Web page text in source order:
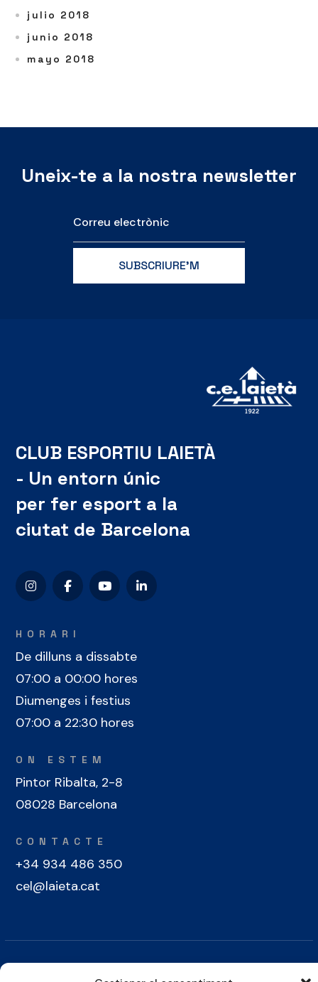
julio 2018
junio 2018
mayo 2018
Uneix-te a la nostra newsletter
CLUB ESPORTIU LAIETÀ
- Un entorn únic
per fer esport a la
ciutat de Barcelona
HORARI
De dilluns a dissabte
07:00 a 00:00 hores
Diumenges i festius
07:00 a 22:30 hores
ON ESTEM
Pintor Ribalta, 2-8
08028 Barcelona
CONTACTE
+34 934 486 350
cel@laieta.cat